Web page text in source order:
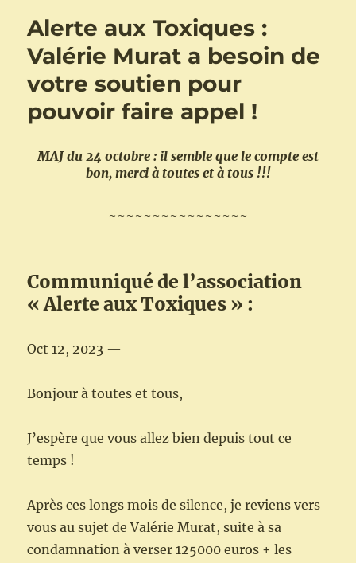
Communiqué
l’association
« Alerte
aux
Toxiques »
se
lève,
en
! »
Alerte aux Toxiques :
Valérie Murat a besoin de
votre soutien pour
pouvoir faire appel !
MAJ du 24 octobre : il semble que le compte est
bon, merci à toutes et à tous !!!
~~~~~~~~~~~~~~~~
Communiqué de l’association
« Alerte aux Toxiques » :
Oct 12, 2023 —
Bonjour à toutes et tous,
J’espère que vous allez bien depuis tout ce
temps !
Après ces longs mois de silence, je reviens vers
vous au sujet de Valérie Murat, suite à sa
condamnation à verser 125000 euros + les